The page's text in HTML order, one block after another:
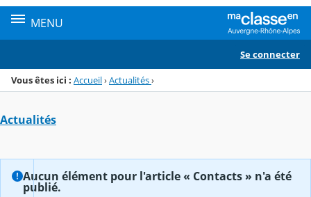
MENU
Se connecter
Vous êtes ici : Accueil›Actualités›
Actualités
Aucun élément pour l'article « Contacts » n'a été
publié.